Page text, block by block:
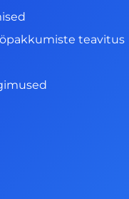
teavitus